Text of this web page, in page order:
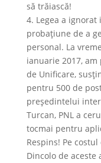
să trăiască!
4. Legea a
probaţiune de a
personal. La
ianuarie 2017,
de Unificare,
pentru 500 de
preşedintelui
Turcan, PNL a
tocmai pentru
Respins! Pe
Dincolo de aceste